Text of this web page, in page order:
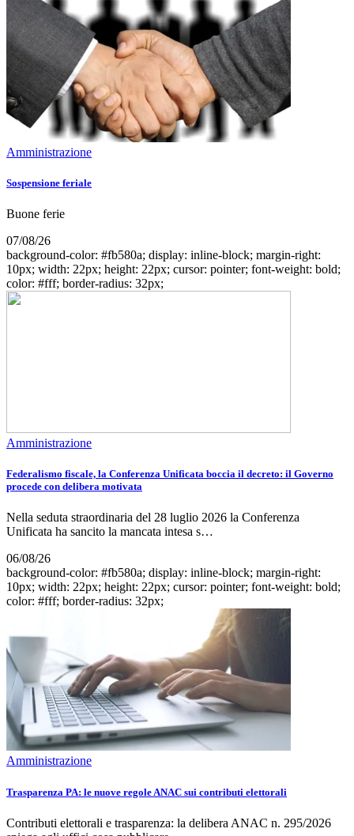
Amministrazione
Sospensione feriale
Buone ferie
07/08/26
background-color: #fb580a; display: inline-block; margin-right:
10px; width: 22px; height: 22px; cursor: pointer; font-weight: bold;
color: #fff; border-radius: 32px;
Amministrazione
Federalismo fiscale, la Conferenza Unificata boccia il decreto: il Governo
procede con delibera motivata
Nella seduta straordinaria del 28 luglio 2026 la Conferenza
Unificata ha sancito la mancata intesa s…
06/08/26
background-color: #fb580a; display: inline-block; margin-right:
10px; width: 22px; height: 22px; cursor: pointer; font-weight: bold;
color: #fff; border-radius: 32px;
Amministrazione
Trasparenza PA: le nuove regole ANAC sui contributi elettorali
Contributi elettorali e trasparenza: la delibera ANAC n. 295/2026